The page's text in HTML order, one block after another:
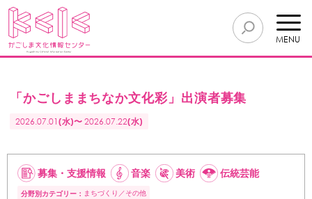
MENU
「かごしままちなか文化彩」出演者募集
2026.07.01(水)〜2026.07.22(水)
募集・支援情報 音楽 美術 伝統芸能
分野別カテゴリー： まちづくり その他